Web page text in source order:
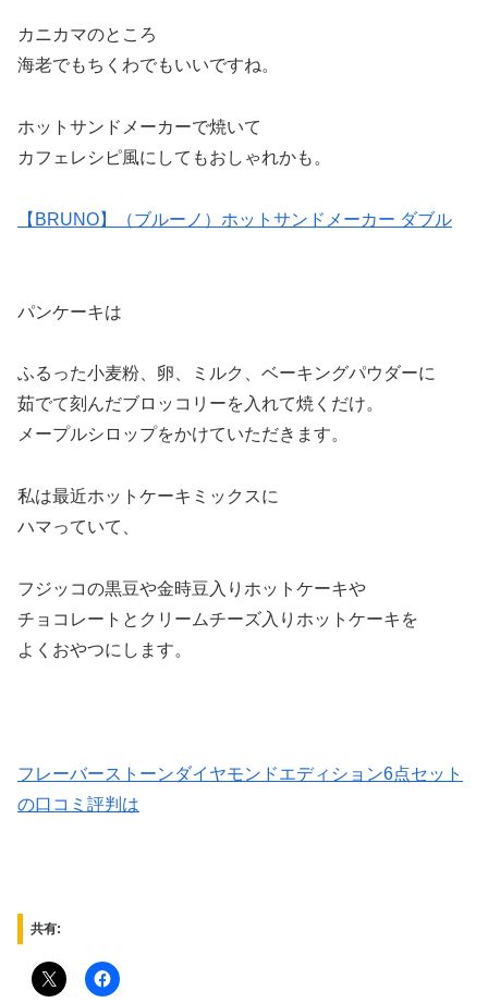
カニカマのところ
海老でもちくわでもいいですね。
ホットサンドメーカーで焼いて
カフェレシピ風にしてもおしゃれかも。
【BRUNO】（ブルーノ）ホットサンドメーカー ダブル
パンケーキは
ふるった小麦粉、卵、ミルク、ベーキングパウダーに
茹でて刻んだブロッコリーを入れて焼くだけ。
メープルシロップをかけていただきます。
私は最近ホットケーキミックスに
ハマっていて、
フジッコの黒豆や金時豆入りホットケーキや
チョコレートとクリームチーズ入りホットケーキを
よくおやつにします。
フレーバーストーンダイヤモンドエディション6点セット
の口コミ評判は
共有: